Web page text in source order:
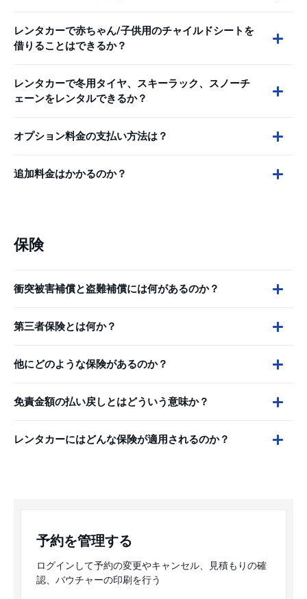
レンタカーで赤ちゃん/子供用のチャイルドシートを
借りることはできるか？
レンタカーで冬用タイヤ、スキーラック、スノーチ
ェーンをレンタルできるか？
オプション料金の支払い方法は？
追加料金はかかるのか？
保険
衝突被害補償と盗難補償には何があるのか？
第三者保険とは何か？
他にどのような保険があるのか？
免責金額の払い戻しとはどういう意味か？
レンタカーにはどんな保険が適用されるのか？
予約を管理する
ログインして予約の変更やキャンセル、見積もりの確
認、バウチャーの印刷を行う